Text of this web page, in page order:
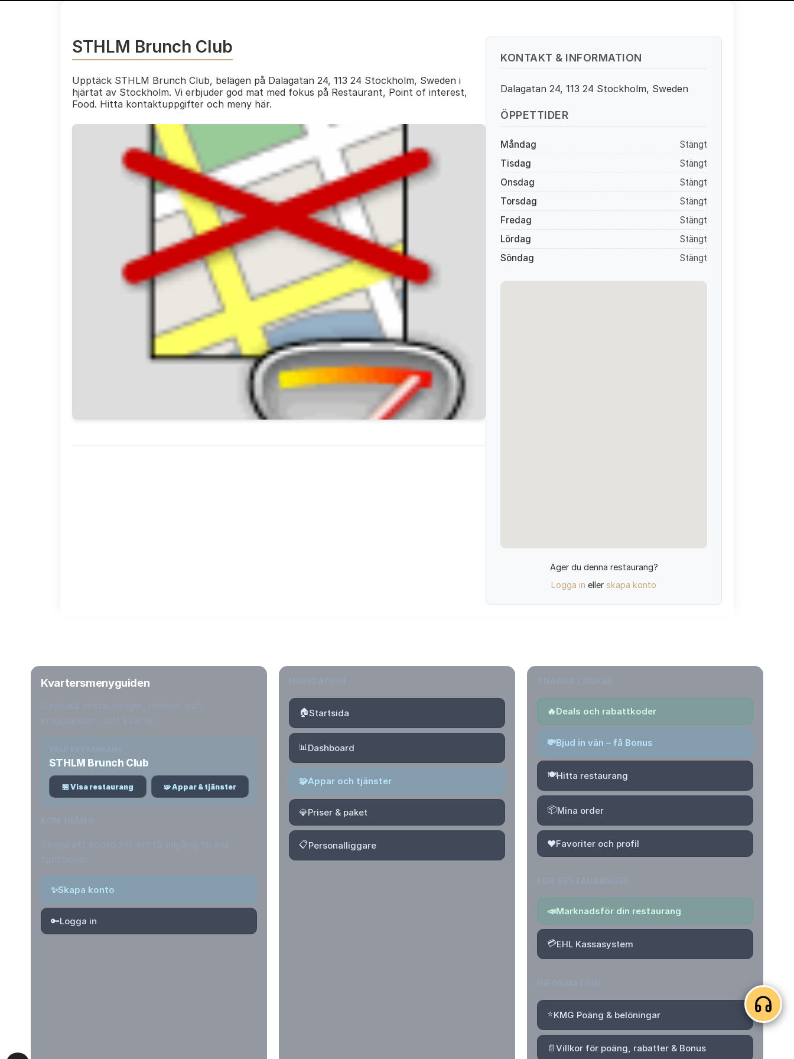
STHLM Brunch Club
Upptäck STHLM Brunch Club, belägen på Dalagatan 24, 113 24 Stockholm, Sweden i
hjärtat av Stockholm. Vi erbjuder god mat med fokus på Restaurant, Point of interest,
Food. Hitta kontaktuppgifter och meny här.
KONTAKT & INFORMATION
Dalagatan 24, 113 24 Stockholm, Sweden
ÖPPETTIDER
Måndag
Stängt
Tisdag
Stängt
Onsdag
Stängt
Torsdag
Stängt
Fredag
Stängt
Lördag
Stängt
Söndag
Stängt
Äger du denna restaurang?
Logga in eller skapa konto
Kvartersmenyguiden
STHLM Brunch Club
🏪 Visa restaurang 🧩 Appar & tjänster
✨Skapa konto
🔑Logga in
🏠Startsida
📊Dashboard
🧩Appar och tjänster
💎Priser & paket
📋Personalliggare
🔥Deals och rabattkoder
💸Bjud in vän – få Bonus
🍽️Hitta restaurang
📦Mina order
❤️Favoriter och profil
📣Marknadsför din restaurang
💳EHL Kassasystem
⭐KMG Poäng & belöningar
📄Villkor för poäng, rabatter & Bonus